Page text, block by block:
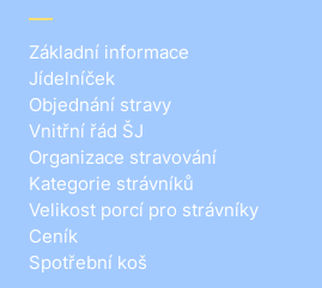
Základní informace
Jídelníček
Objednání stravy
Vnitřní řád ŠJ
Organizace stravování
Kategorie strávníků
Velikost porcí pro strávníky
Ceník
Spotřební koš